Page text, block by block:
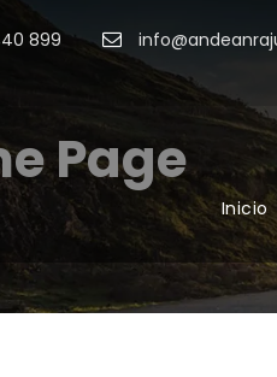
899
Inicio
Page